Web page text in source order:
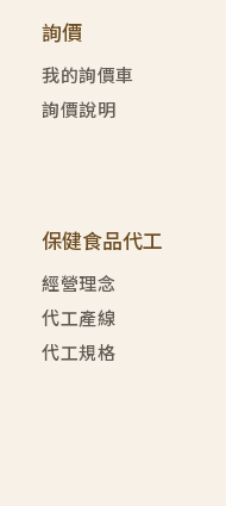
詢價
我的詢價車
詢價說明
保健食品代工
經營理念
代工產線
代工規格